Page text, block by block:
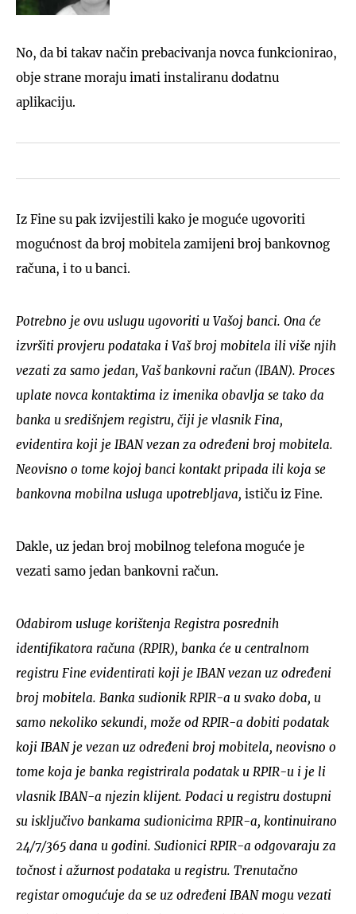
No, da bi takav način prebacivanja novca funkcionirao,
obje strane moraju imati instaliranu dodatnu
aplikaciju.
Iz Fine su pak izvijestili kako je moguće ugovoriti
mogućnost da broj mobitela zamijeni broj bankovnog
računa, i to u banci.
Potrebno je ovu uslugu ugovoriti u Vašoj banci. Ona će
izvršiti provjeru podataka i Vaš broj mobitela ili više njih
vezati za samo jedan, Vaš bankovni račun (IBAN). Proces
uplate novca kontaktima iz imenika obavlja se tako da
banka u središnjem registru, čiji je vlasnik Fina,
evidentira koji je IBAN vezan za određeni broj mobitela.
Neovisno o tome kojoj banci kontakt pripada ili koja se
bankovna mobilna usluga upotrebljava, ističu iz Fine.
Dakle, uz jedan broj mobilnog telefona moguće je
vezati samo jedan bankovni račun.
Odabirom usluge korištenja Registra posrednih
identifikatora računa (RPIR), banka će u centralnom
registru Fine evidentirati koji je IBAN vezan uz određeni
broj mobitela. Banka sudionik RPIR-a u svako doba, u
samo nekoliko sekundi, može od RPIR-a dobiti podatak
koji IBAN je vezan uz određeni broj mobitela, neovisno o
tome koja je banka registrirala podatak u RPIR-u i je li
vlasnik IBAN-a njezin klijent. Podaci u registru dostupni
su isključivo bankama sudionicima RPIR-a, kontinuirano
24/7/365 dana u godini. Sudionici RPIR-a odgovaraju za
točnost i ažurnost podataka u registru. Trenutačno
registar omogućuje da se uz određeni IBAN mogu vezati